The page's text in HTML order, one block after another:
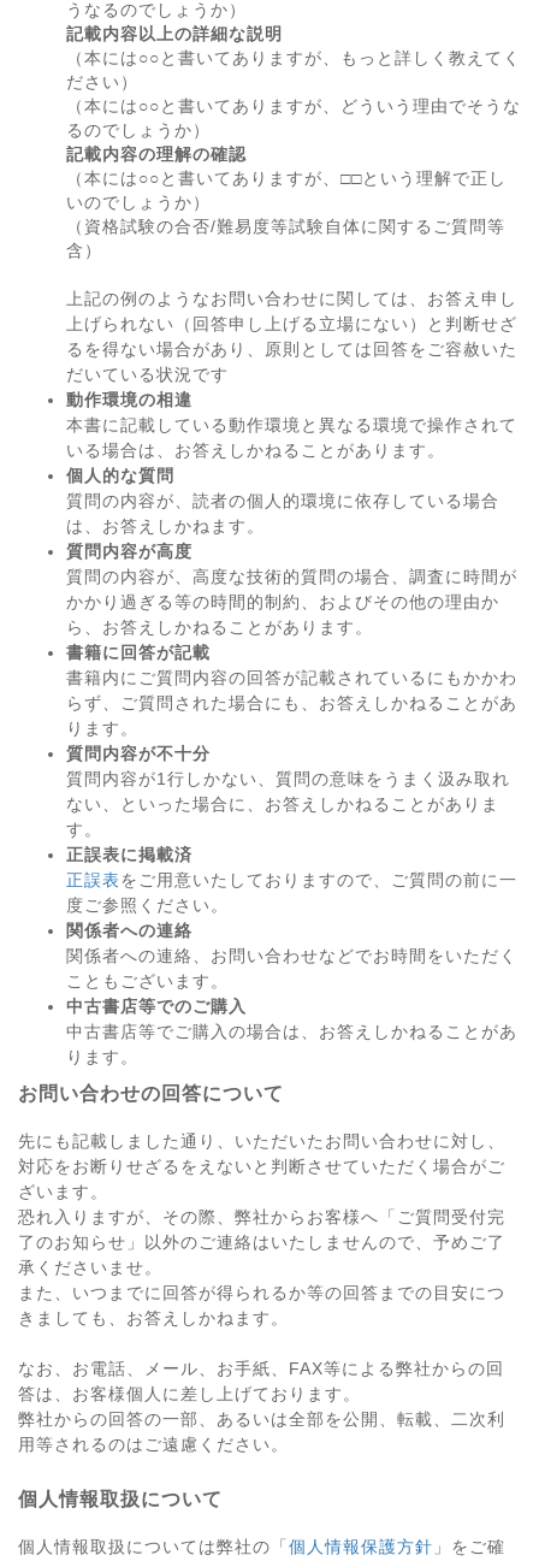
うなるのでしょうか）
記載内容以上の詳細な説明
（本には○○と書いてありますが、もっと詳しく教えてく
ださい）
（本には○○と書いてありますが、どういう理由でそうな
るのでしょうか）
記載内容の理解の確認
（本には○○と書いてありますが、□□という理解で正し
いのでしょうか）
（資格試験の合否/難易度等試験自体に関するご質問等
含）
上記の例のようなお問い合わせに関しては、お答え申し
上げられない（回答申し上げる立場にない）と判断せざ
るを得ない場合があり、原則としては回答をご容赦いた
だいている状況です
動作環境の相違
本書に記載している動作環境と異なる環境で操作されて
いる場合は、お答えしかねることがあります。
個人的な質問
質問の内容が、読者の個人的環境に依存している場合
は、お答えしかねます。
質問内容が高度
質問の内容が、高度な技術的質問の場合、調査に時間が
かかり過ぎる等の時間的制約、およびその他の理由か
ら、お答えしかねることがあります。
書籍に回答が記載
書籍内にご質問内容の回答が記載されているにもかかわ
らず、ご質問された場合にも、お答えしかねることがあ
ります。
質問内容が不十分
質問内容が1行しかない、質問の意味をうまく汲み取れ
ない、といった場合に、お答えしかねることがありま
す。
正誤表に掲載済
正誤表をご用意いたしておりますので、ご質問の前に一
度ご参照ください。
関係者への連絡
関係者への連絡、お問い合わせなどでお時間をいただく
こともございます。
中古書店等でのご購入
中古書店等でご購入の場合は、お答えしかねることがあ
ります。
お問い合わせの回答について
先にも記載しました通り、いただいたお問い合わせに対し、
対応をお断りせざるをえないと判断させていただく場合がご
ざいます。
恐れ入りますが、その際、弊社からお客様へ「ご質問受付完
了のお知らせ」以外のご連絡はいたしませんので、予めご了
承くださいませ。
また、いつまでに回答が得られるか等の回答までの目安につ
きましても、お答えしかねます。
なお、お電話、メール、お手紙、FAX等による弊社からの回
答は、お客様個人に差し上げております。
弊社からの回答の一部、あるいは全部を公開、転載、二次利
用等されるのはご遠慮ください。
個人情報取扱について
個人情報取扱については弊社の「 個人情報保護方針 」をご確